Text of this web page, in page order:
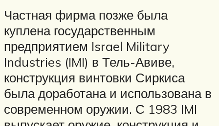
Частная фирма позже была
куплена государственным
предприятием Israel Military
Industries (IMI) в Тель-Авиве,
конструкция винтовки Сиркиса
была доработана и использована в
современном оружии. С 1983 IMI